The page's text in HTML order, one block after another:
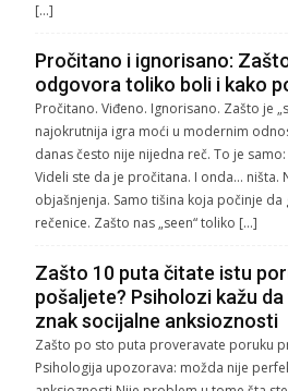
[…]
Pročitano i ignorisano:
odgovora toliko boli i kako
Pročitano. Viđeno. Ignorisano. Zašto je
najokrutnija igra moći u modernim
danas često nije nijedna reč. To je
Videli ste da je pročitana. I onda… ništa.
objašnjenja. Samo tišina koja počinje
rečenice. Zašto nas „seen“ toliko […]
Zašto 10 puta čitate istu
pošaljete? Psiholozi kažu
znak socijalne anksioznosti
Zašto po sto puta proveravate poruku
Psihologija upozorava: možda nije